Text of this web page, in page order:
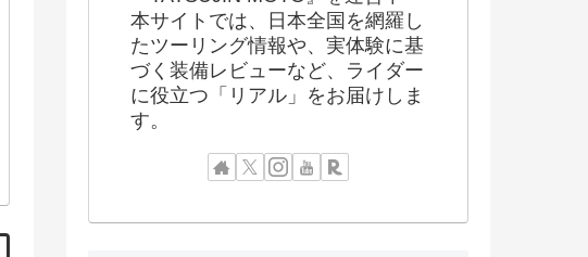
本サイトでは、日本全国を網羅し
たツーリング情報や、実体験に基
づく装備レビューなど、ライダー
に役立つ「リアル」をお届けしま
す。